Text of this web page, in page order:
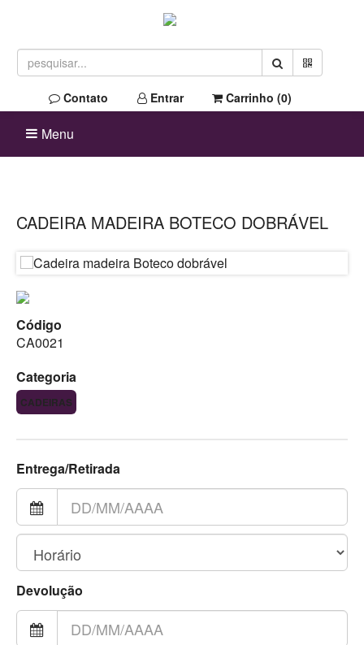
Contato Entrar Carrinho (0)
Menu
CADEIRA MADEIRA BOTECO DOBRÁVEL
Código
CA0021
Categoria
CADEIRAS
Entrega/Retirada
Devolução